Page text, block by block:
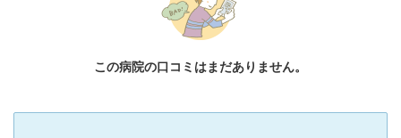
この病院の口コミはまだありません。